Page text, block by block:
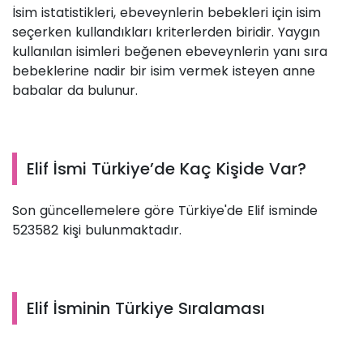
İsim istatistikleri, ebeveynlerin bebekleri için isim
seçerken kullandıkları kriterlerden biridir. Yaygın
kullanılan isimleri beğenen ebeveynlerin yanı sıra
bebeklerine nadir bir isim vermek isteyen anne
babalar da bulunur.
Elif İsmi Türkiye’de Kaç Kişide Var?
Son güncellemelere göre Türkiye'de Elif isminde
523582 kişi bulunmaktadır.
Elif İsminin Türkiye Sıralaması